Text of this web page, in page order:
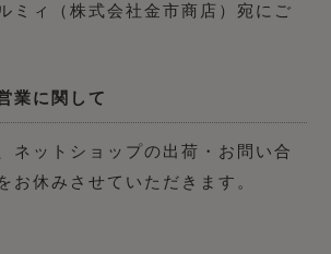
ミィ（株式会社金市商店）宛にご
業に関して
ネットショップの出荷・お問い合
お休みさせていただきます。